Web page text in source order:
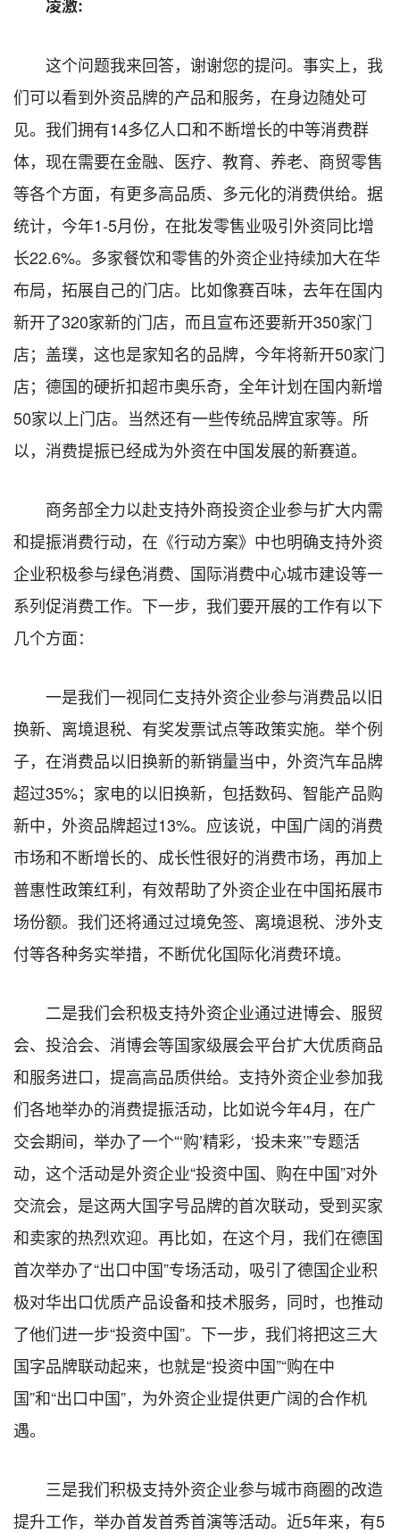
凌激:
这个问题我来回答，谢谢您的提问。事实上，我
们可以看到外资品牌的产品和服务，在身边随处可
见。我们拥有14多亿人口和不断增长的中等消费群
体，现在需要在金融、医疗、教育、养老、商贸零售
等各个方面，有更多高品质、多元化的消费供给。据
统计，今年1-5月份，在批发零售业吸引外资同比增
长22.6%。多家餐饮和零售的外资企业持续加大在华
布局，拓展自己的门店。比如像赛百味，去年在国内
新开了320家新的门店，而且宣布还要新开350家门
店；盖璞，这也是家知名的品牌，今年将新开50家门
店；德国的硬折扣超市奥乐奇，全年计划在国内新增
50家以上门店。当然还有一些传统品牌宜家等。所
以，消费提振已经成为外资在中国发展的新赛道。
商务部全力以赴支持外商投资企业参与扩大内需
和提振消费行动，在《行动方案》中也明确支持外资
企业积极参与绿色消费、国际消费中心城市建设等一
系列促消费工作。下一步，我们要开展的工作有以下
几个方面：
一是我们一视同仁支持外资企业参与消费品以旧
换新、离境退税、有奖发票试点等政策实施。举个例
子，在消费品以旧换新的新销量当中，外资汽车品牌
超过35%；家电的以旧换新，包括数码、智能产品购
新中，外资品牌超过13%。应该说，中国广阔的消费
市场和不断增长的、成长性很好的消费市场，再加上
普惠性政策红利，有效帮助了外资企业在中国拓展市
场份额。我们还将通过过境免签、离境退税、涉外支
付等各种务实举措，不断优化国际化消费环境。
二是我们会积极支持外资企业通过进博会、服贸
会、投洽会、消博会等国家级展会平台扩大优质商品
和服务进口，提高高品质供给。支持外资企业参加我
们各地举办的消费提振活动，比如说今年4月，在广
交会期间，举办了一个“‘购’精彩，‘投未来’”专题活
动，这个活动是外资企业“投资中国、购在中国”对外
交流会，是这两大国字号品牌的首次联动，受到买家
和卖家的热烈欢迎。再比如，在这个月，我们在德国
首次举办了“出口中国”专场活动，吸引了德国企业积
极对华出口优质产品设备和技术服务，同时，也推动
了他们进一步“投资中国”。下一步，我们将把这三大
国字品牌联动起来，也就是“投资中国”“购在中
国”和“出口中国”，为外资企业提供更广阔的合作机
遇。
三是我们积极支持外资企业参与城市商圈的改造
提升工作，举办首发首秀首演等活动。近5年来，有5